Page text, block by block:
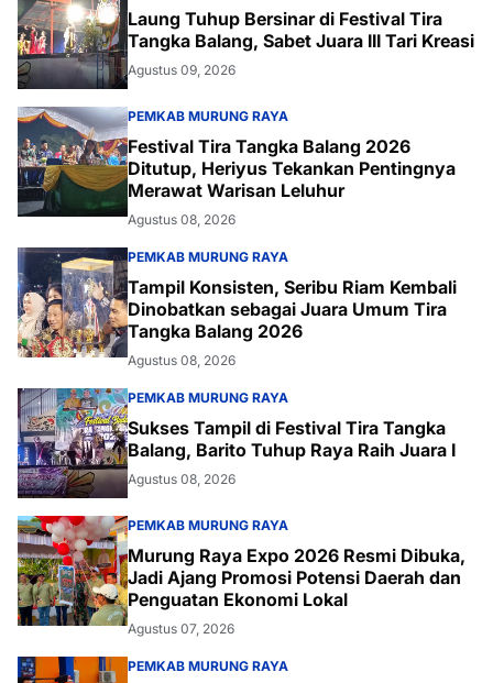
Laung Tuhup Bersinar di Festival Tira
Tangka Balang, Sabet Juara III Tari Kreasi
Agustus 09, 2026
PEMKAB MURUNG RAYA
Festival Tira Tangka Balang 2026
Ditutup, Heriyus Tekankan Pentingnya
Merawat Warisan Leluhur
Agustus 08, 2026
PEMKAB MURUNG RAYA
Tampil Konsisten, Seribu Riam Kembali
Dinobatkan sebagai Juara Umum Tira
Tangka Balang 2026
Agustus 08, 2026
PEMKAB MURUNG RAYA
Sukses Tampil di Festival Tira Tangka
Balang, Barito Tuhup Raya Raih Juara I
Agustus 08, 2026
PEMKAB MURUNG RAYA
Murung Raya Expo 2026 Resmi Dibuka,
Jadi Ajang Promosi Potensi Daerah dan
Penguatan Ekonomi Lokal
Agustus 07, 2026
PEMKAB MURUNG RAYA